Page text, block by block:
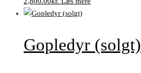
Gopledyr (solgt)